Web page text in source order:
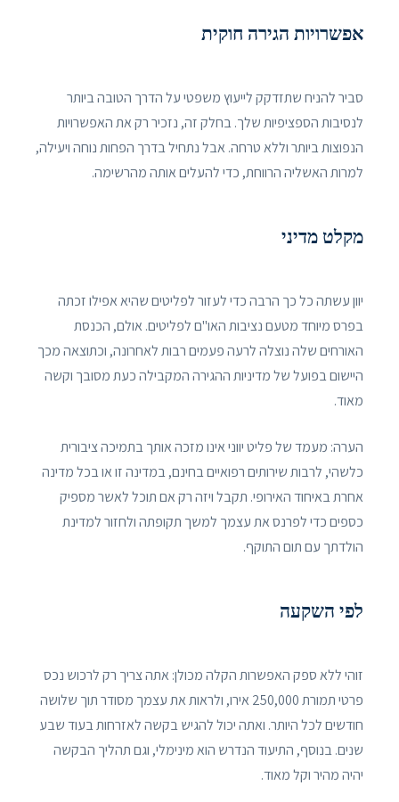
אפשרויות הגירה חוקית
סביר להניח שתזדקק לייעוץ משפטי על הדרך הטובה ביותר
לנסיבות הספציפיות שלך. בחלק זה, נזכיר רק את האפשרויות
הנפוצות ביותר וללא טרחה. אבל נתחיל בדרך הפחות נוחה ויעילה,
למרות האשליה הרווחת, כדי להעלים אותה מהרשימה.
מקלט מדיני
יוון עשתה כל כך הרבה כדי לעזור לפליטים שהיא אפילו זכתה
בפרס מיוחד מטעם נציבות האו"ם לפליטים. אולם, הכנסת
האורחים שלה נוצלה לרעה פעמים רבות לאחרונה, וכתוצאה מכך
היישום בפועל של מדיניות ההגירה המקבילה כעת מסובך וקשה
מאוד.
הערה: מעמד של פליט יווני אינו מזכה אותך בתמיכה ציבורית
כלשהי, לרבות שירותים רפואיים בחינם, במדינה זו או בכל מדינה
אחרת באיחוד האירופי. תקבל ויזה רק אם תוכל לאשר מספיק
כספים כדי לפרנס את עצמך למשך תקופתה ולחזור למדינת
הולדתך עם תום התוקף.
לפי השקעה
זוהי ללא ספק האפשרות הקלה מכולן: אתה צריך רק לרכוש נכס
פרטי תמורת 250,000 אירו, ולראות את עצמך מסודר תוך שלושה
חודשים לכל היותר. ואתה יכול להגיש בקשה לאזרחות בעוד שבע
שנים. בנוסף, התיעוד הנדרש הוא מינימלי, וגם תהליך הבקשה
יהיה מהיר וקל מאוד.